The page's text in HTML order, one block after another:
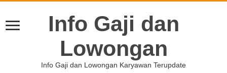
Info Gaji dan
Lowongan
Info Gaji dan Lowongan Karyawan Terupdate